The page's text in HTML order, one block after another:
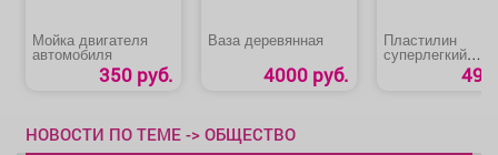
Мойка двигателя
автомобиля
350 руб.
Ваза деревянная
4000 руб.
Пластилин
суперлегкий
«Цветной» 49
НОВОСТИ ПО ТЕМЕ -> ОБЩЕСТВО